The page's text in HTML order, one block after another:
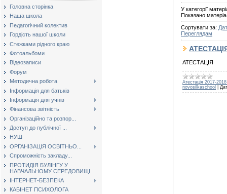
Головна сторінка
Наша школа
Педагогічний колектив
Гордість нашої школи
Стежками рідного краю
Фотоальбоми
Відеозаписи
Форум
Методична робота
Інформація для батьків
Інформація для учнів
Фінансова звітність
Організаційно та розпор...
Доступ до публічної ...
НУШ
ОРГАНІЗАЦІЯ ОСВІТНЬО...
Спроможність закладу...
ПРОТИДІЯ БУЛІНГУ У
НАВЧАЛЬНОМУ СЕРЕДОВИЩІ
ІНТЕРНЕТ-БЕЗПЕКА
КАБІНЕТ ПСИХОЛОГА
У категорії
Показано
Сортувати за:
Переглядам
АТЕСТАЦІЯ
Атестація 2017-
novosilkaschool